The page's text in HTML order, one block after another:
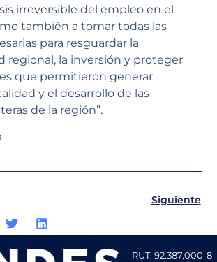
irreversible del empleo en el
también a tomar todas las
para resguardar la
regional, la inversión y proteger
que permitieron generar
y el desarrollo de las
de la región”.
Siguiente
RUT: 92.387.000-8